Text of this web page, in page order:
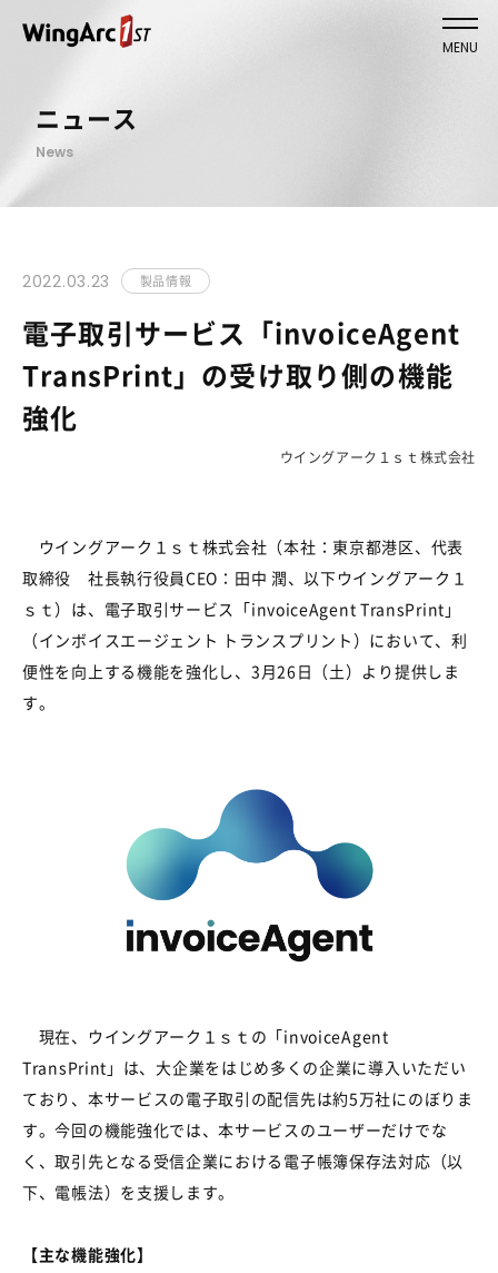
MENU
ニュース
News
2022.03.23 製品情報
電子取引サービス「invoiceAgent
TransPrint」の受け取り側の機能
強化
ウイングアーク１ｓｔ株式会社
ウイングアーク１ｓｔ株式会社（本社：東京都港区、代表
取締役 社長執行役員CEO ：田中 潤、以下ウイングアーク１
ｓｔ）は、電子取引サービス「invoiceAgent TransPrint 」
（インボイスエージェント トランスプリント）において、利
便性を向上する機能を強化し、 3月26日（土）より提供しま
す。
現在、ウイングアーク１ｓｔの「invoiceAgent
TransPrint 」は、大企業をはじめ多くの企業に導入いただい
ており、本サービスの電子取引の配信先は約5万社にのぼりま
す。今回の機能強化では、本サービスのユーザーだけでな
く、取引先となる受信企業における電子帳簿保存法対応（以
下、電帳法）を支援します。
【主な機能強化】